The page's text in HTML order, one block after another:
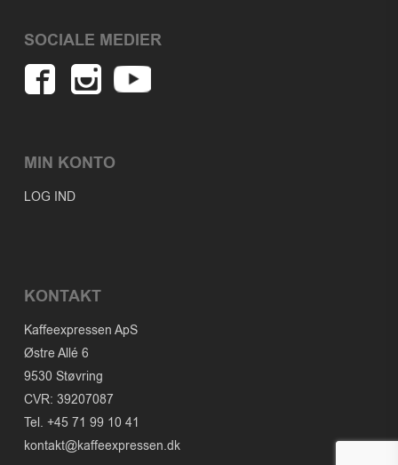
SOCIALE MEDIER
MIN KONTO
LOG IND
KONTAKT
Kaffeexpressen ApS
Østre Allé 6
9530 Støvring
CVR: 39207087
Tel. +45 71 99 10 41
kontakt@kaffeexpressen.dk